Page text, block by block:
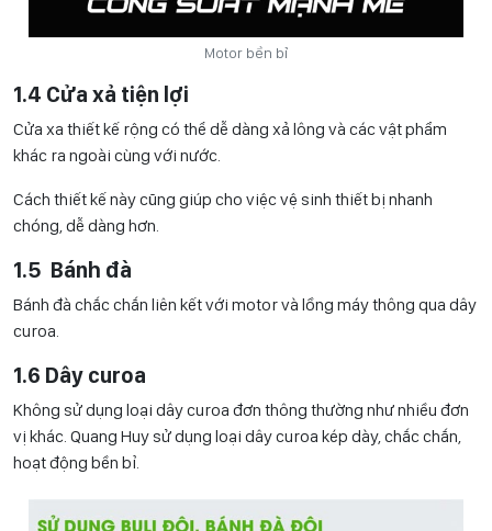
Motor bền bỉ
1.4 Cửa xả tiện lợi
Cửa xa thiết kế rộng có thể dễ dàng xả lông và các vật phẩm
khác ra ngoài cùng với nước.
Cách thiết kế này cũng giúp cho việc vệ sinh thiết bị nhanh
chóng, dễ dàng hơn.
1.5 Bánh đà
Bánh đà chắc chắn liên kết với motor và lồng máy thông qua dây
curoa.
1.6 Dây curoa
Không sử dụng loại dây curoa đơn thông thường như nhiều đơn
vị khác. Quang Huy sử dụng loại dây curoa kép dày, chắc chắn,
hoạt động bền bỉ.